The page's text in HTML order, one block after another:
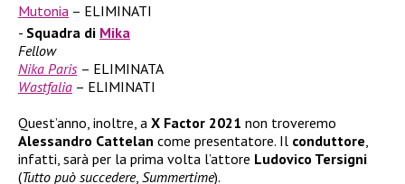
Mutonia – ELIMINATI
Squadra di Mika
Fellow
Nika Paris – ELIMINATA
Wastfalia – ELIMINATI
Quest’anno, inoltre, a X Factor 2021 non troveremo
Alessandro Cattelan come presentatore. Il conduttore,
infatti, sarà per la prima volta l’attore Ludovico Tersigni
(Tutto può succedere, Summertime).